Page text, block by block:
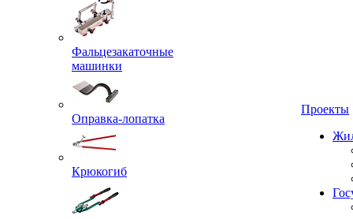
Фальцезакаточные
машинки
Оправка-лопатка
Крюкогиб
Проекты